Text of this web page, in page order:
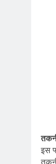
इस